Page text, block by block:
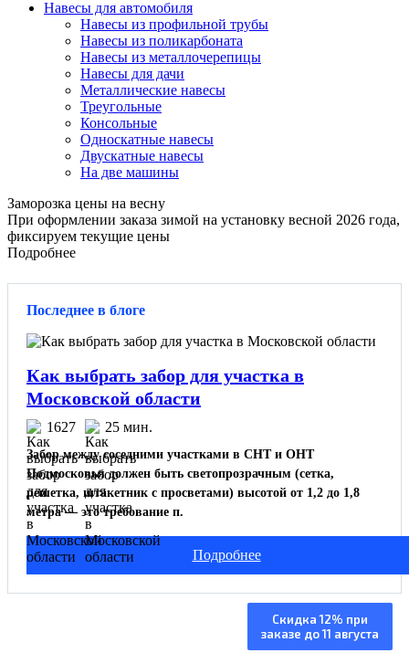
Навесы для автомобиля
Навесы из профильной трубы
Навесы из поликарбоната
Навесы из металлочерепицы
Навесы для дачи
Металлические навесы
Треугольные
Консольные
Односкатные навесы
Двускатные навесы
На две машины
Заморозка цены на весну
При оформлении заказа зимой на установку весной 2026 года,
фиксируем текущие цены
Подробнее
Последнее в блоге
Как выбрать забор для участка в
Московской области
1627 25 мин.
Забор между соседними участками в СНТ и ОНТ
Подмосковья должен быть светопрозрачным (сетка,
решетка, штакетник с просветами) высотой от 1,2 до 1,8
метра — это требование п.
Подробнее
Скидка 12% при
заказе до 11 августа